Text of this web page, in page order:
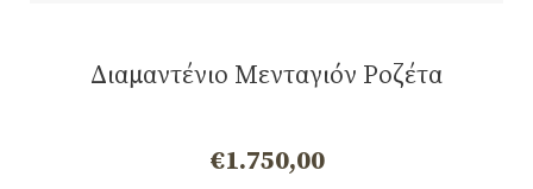
Διαμαντένιο Μενταγιόν Ροζέτα
€1.750,00